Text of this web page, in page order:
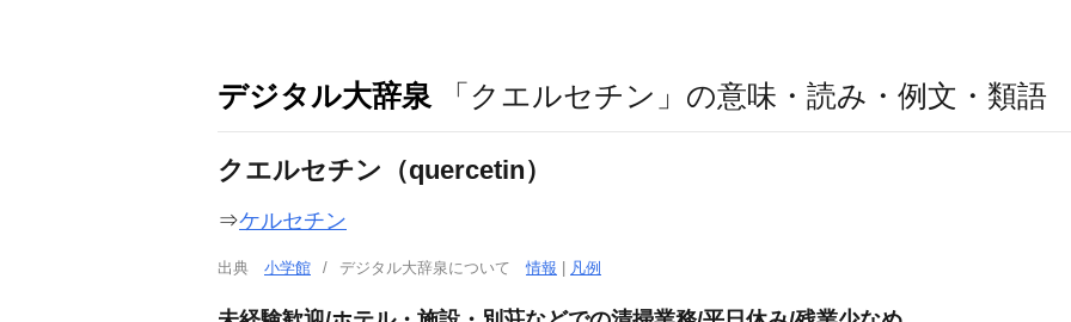
デジタル大辞泉 「クエルセチン」の意味・読み・例文・類語
クエルセチン（quercetin）
⇒ケルセチン
出典 小学館 デジタル大辞泉について情報 凡例